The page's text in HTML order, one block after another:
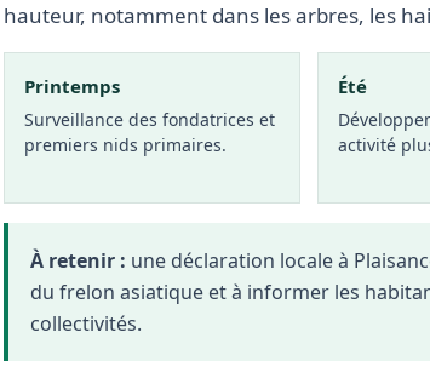
hauteur, notamment dans les arbres, les
Printemps
Surveillance des fondatrices et
premiers nids primaires.
Été
activité
À retenir : une déclaration locale à
du frelon asiatique et à informer les
collectivités.